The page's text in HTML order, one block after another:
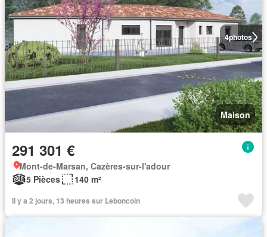
4photos
Maison
291 301 €
Mont-de-Marsan, Cazères-sur-l'adour
5 Pièces
140 m²
Il y a 2 jours, 13 heures sur Leboncoin